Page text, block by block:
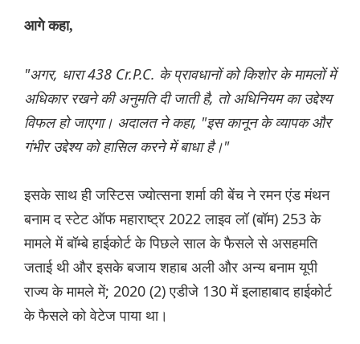
आगे कहा,
"अगर, धारा 438 Cr.P.C. के प्रावधानों को किशोर के मामलों में
अधिकार रखने की अनुमति दी जाती है, तो अधिनियम का उद्देश्य
विफल हो जाएगा। अदालत ने कहा, "इस कानून के व्यापक और
गंभीर उद्देश्य को हासिल करने में बाधा है।"
इसके साथ ही जस्टिस ज्योत्सना शर्मा की बेंच ने रमन एंड मंथन
बनाम द स्टेट ऑफ महाराष्ट्र 2022 लाइव लॉ (बॉम) 253 के
मामले में बॉम्बे हाईकोर्ट के पिछले साल के फैसले से असहमति
जताई थी और इसके बजाय शहाब अली और अन्य बनाम यूपी
राज्य के मामले में; 2020 (2) एडीजे 130 में इलाहाबाद हाईकोर्ट
के फैसले को वेटेज पाया था।